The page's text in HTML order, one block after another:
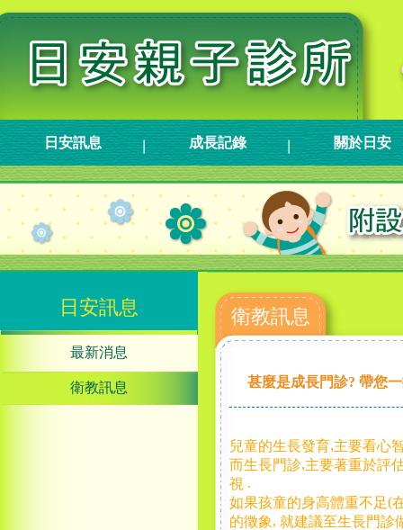
日安訊息 成長記錄 關於日安
日安訊息
最新消息
衛教訊息
衛教訊息
甚麼是成長門診? 帶您
兒童的生長發育,主要看心
而生長門診,主要著重於評
視 .
如果孩童的身高體重不足(
的徵象, 就建議至生長門診